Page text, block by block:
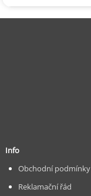
Info
Obchodní podmínky
Reklamační řád